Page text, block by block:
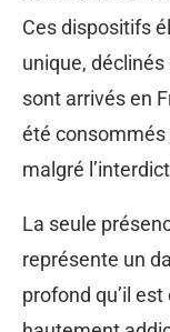
Ces dispositifs
unique,
sont arrivés en
été
malgré
La seule
représente un
profond qu’il